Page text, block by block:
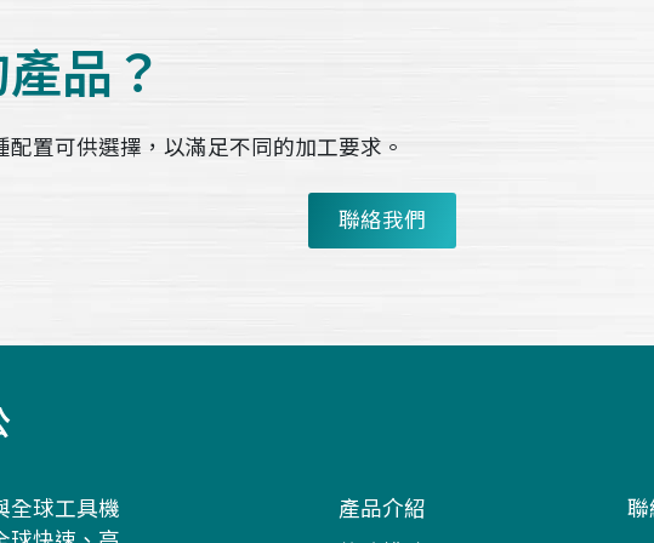
品？
置可供選擇，以滿足不同的加工要求。
聯絡我們
全球工具機
產品介紹
聯